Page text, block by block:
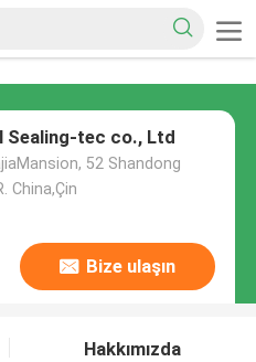
Sealing-tec co., Ltd
52 Shandong
China,Çin
Bize ulaşın
Hakkımızda